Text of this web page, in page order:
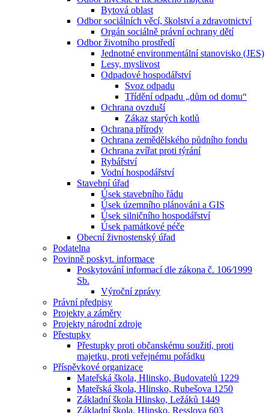
Bytová oblast
Odbor sociálních věcí, školství a zdravotnictví
Orgán sociálně právní ochrany dětí
Odbor životního prostředí
Jednotné environmentální stanovisko (JES)
Lesy, myslivost
Odpadové hospodářství
Svoz odpadu
Třídění odpadu „dům od domu“
Ochrana ovzduší
Zákaz starých kotlů
Ochrana přírody
Ochrana zemědělského půdního fondu
Ochrana zvířat proti týrání
Rybářství
Vodní hospodářství
Stavební úřad
Úsek stavebního řádu
Úsek územního plánováni a GIS
Úsek silničního hospodářství
Úsek památkové péče
Obecní živnostenský úřad
Podatelna
Povinně poskyt. informace
Poskytování informací dle zákona č. 106⁄1999
Sb.
Výroční zprávy
Právní předpisy
Projekty a záměry
Projekty národní zdroje
Přestupky
Přestupky proti občanskému soužití, proti
majetku, proti veřejnému pořádku
Příspěvkové organizace
Mateřská škola, Hlinsko, Budovatelů 1229
Mateřská škola, Hlinsko, Rubešova 1250
Základní škola Hlinsko, Ležáků 1449
Základní škola, Hlinsko, Resslova 603